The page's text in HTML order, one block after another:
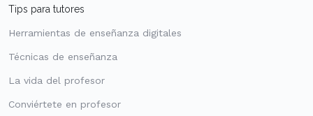
Tips para tutores
Herramientas de enseñanza digitales
Técnicas de enseñanza
La vida del profesor
Conviértete en profesor